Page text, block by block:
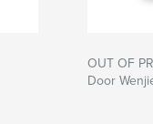
OUT OF
Door